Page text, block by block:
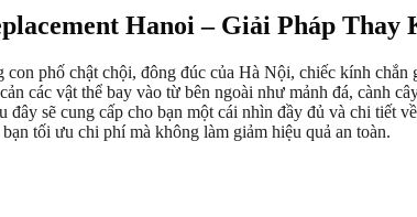
Hanoi – Giải Pháp
phố chật chội, đông đúc của Hà Nội, chiếc kính
các vật thể bay vào từ bên ngoài như mảnh đá,
đây sẽ cung cấp cho bạn một cái nhìn đầy đủ và chi
tối ưu chi phí mà không làm giảm hiệu quả an toàn.